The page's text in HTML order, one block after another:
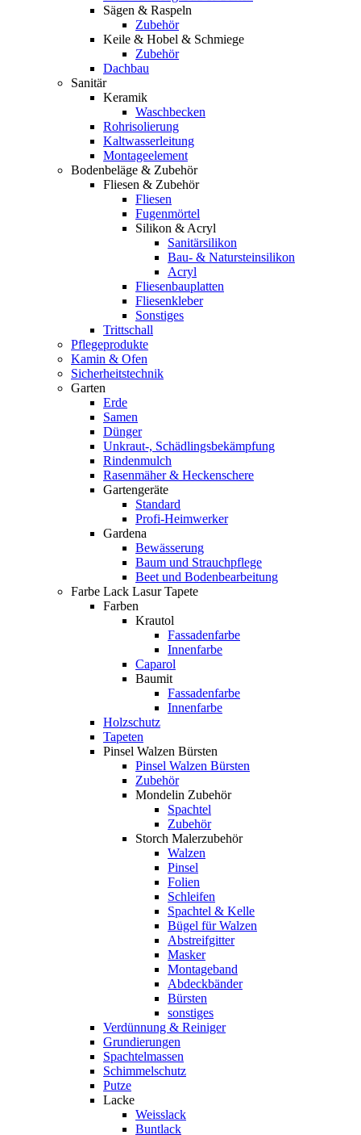
Sägen & Raspeln
Zubehör
Keile & Hobel & Schmiege
Zubehör
Dachbau
Sanitär
Keramik
Waschbecken
Rohrisolierung
Kaltwasserleitung
Montageelement
Bodenbeläge & Zubehör
Fliesen & Zubehör
Fliesen
Fugenmörtel
Silikon & Acryl
Sanitärsilikon
Bau- & Natursteinsilikon
Acryl
Fliesenbauplatten
Fliesenkleber
Sonstiges
Trittschall
Pflegeprodukte
Kamin & Ofen
Sicherheitstechnik
Garten
Erde
Samen
Dünger
Unkraut-, Schädlingsbekämpfung
Rindenmulch
Rasenmäher & Heckenschere
Gartengeräte
Standard
Profi-Heimwerker
Gardena
Bewässerung
Baum und Strauchpflege
Beet und Bodenbearbeitung
Farbe Lack Lasur Tapete
Farben
Krautol
Fassadenfarbe
Innenfarbe
Caparol
Baumit
Fassadenfarbe
Innenfarbe
Holzschutz
Tapeten
Pinsel Walzen Bürsten
Pinsel Walzen Bürsten
Zubehör
Mondelin Zubehör
Spachtel
Zubehör
Storch Malerzubehör
Walzen
Pinsel
Folien
Schleifen
Spachtel & Kelle
Bügel für Walzen
Abstreifgitter
Masker
Montageband
Abdeckbänder
Bürsten
sonstiges
Verdünnung & Reiniger
Grundierungen
Spachtelmassen
Schimmelschutz
Putze
Lacke
Weisslack
Buntlack